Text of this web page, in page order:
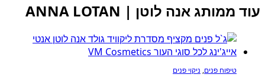
עוד ממותג אנה לוטן | ANNA LOTAN
טיפוח פנים, ניקוי פנים